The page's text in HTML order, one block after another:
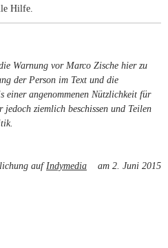
Hilfe.
Warnung vor Marco Zische hier zu
der Person im Text und die
einer angenommenen Nützlichkeit für
ziemlich beschissen und Teilen
aufIndymedia (link is external)
am 2. Juni 2015